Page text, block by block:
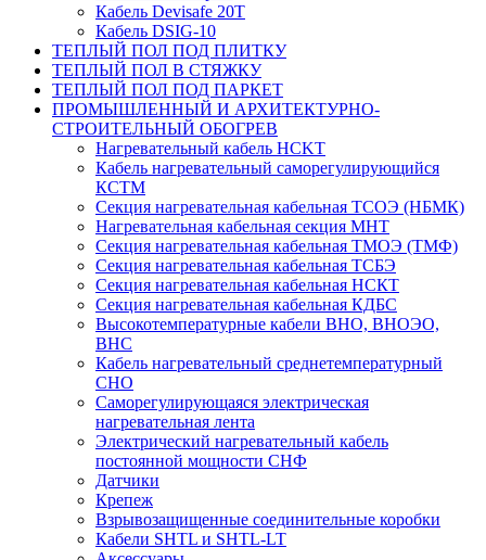
Кабель Devisafe 20T
Кабель DSIG-10
ТЕПЛЫЙ ПОЛ ПОД ПЛИТКУ
ТЕПЛЫЙ ПОЛ В СТЯЖКУ
ТЕПЛЫЙ ПОЛ ПОД ПАРКЕТ
ПРОМЫШЛЕННЫЙ И АРХИТЕКТУРНО-
СТРОИТЕЛЬНЫЙ ОБОГРЕВ
Нагревательный кабель НCKТ
Кабель нагревательный саморегулирующийся
КСТМ
Секция нагревательная кабельная ТСОЭ (НБМК)
Нагревательная кабельная секция МНТ
Секция нагревательная кабельная ТМОЭ (ТМФ)
Секция нагревательная кабельная ТСБЭ
Секция нагревательная кабельная НСКТ
Секция нагревательная кабельная КДБС
Высокотемпературные кабели ВНО, ВНОЭО,
ВНС
Кабель нагревательный среднетемпературный
СНО
Саморегулирующаяся электрическая
нагревательная лента
Электрический нагревательный кабель
постоянной мощности СНФ
Датчики
Крепеж
Взрывозащищенные соединительные коробки
Кабели SHTL и SHTL-LT